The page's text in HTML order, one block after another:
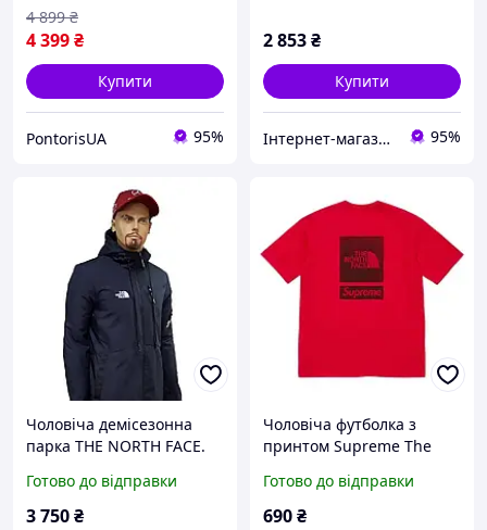
4 399₴
4 899 ₴
Купити
PontorisUA 95%
2 853₴
Купити
Інтернет-магазин "Dianora-Style" 95%
Чоловіча демісезонна
парка THE NORTH FACE.
Готово до відправки
3 750₴
Чоловіча футболка з
принтом Supreme The
(Red) унісекс, Червоний
унісекс, XS
Готово до відправки
690₴